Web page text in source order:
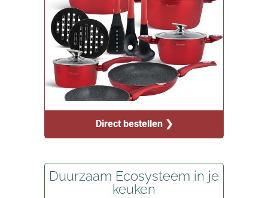
Direct bestellen ❯
Duurzaam Ecosysteem in je
keuken